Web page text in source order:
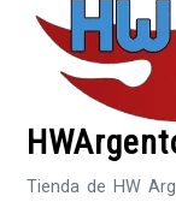
Tienda de HW